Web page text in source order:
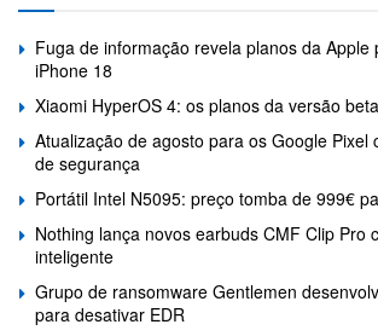
Fuga de informação revela planos da Apple
iPhone 18
Xiaomi HyperOS 4: os planos da versão
Atualização de agosto para os Google Pixel
de segurança
Portátil Intel N5095: preço tomba de 999€
Nothing lança novos earbuds CMF Clip Pro
inteligente
Grupo de ransomware Gentlemen
para desativar EDR